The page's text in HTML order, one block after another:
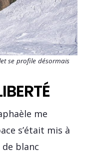
se profile désormais
me
s’était mis à
blanc